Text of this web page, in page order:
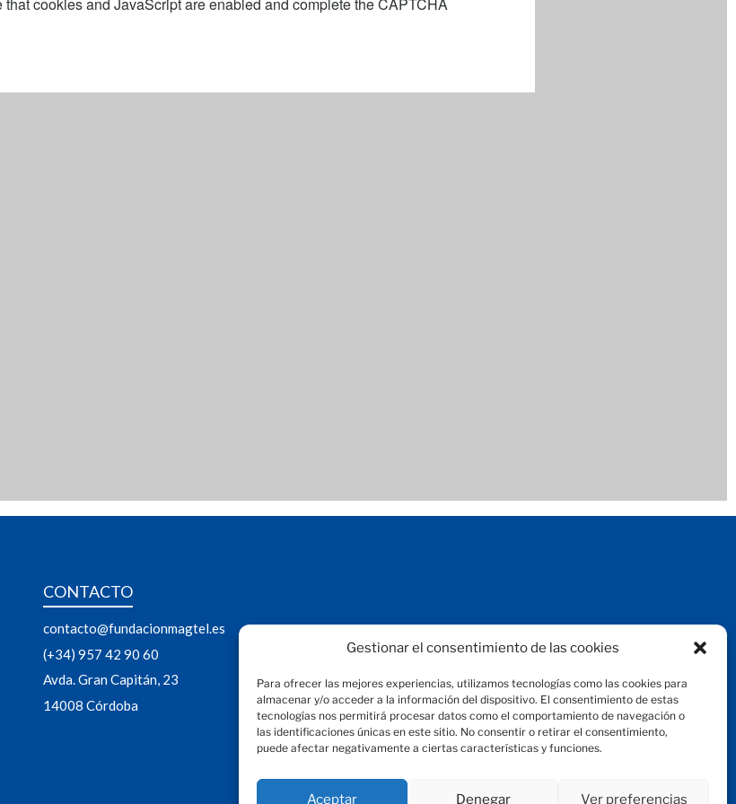
Gestionar el consentimiento de las cookies
Para ofrecer las mejores experiencias, utilizamos tecnologías como las cookies para
almacenar y/o acceder a la información del dispositivo. El consentimiento de estas
tecnologías nos permitirá procesar datos como el comportamiento de navegación o
las identificaciones únicas en este sitio. No consentir o retirar el consentimiento,
puede afectar negativamente a ciertas características y funciones.
Aceptar Denegar Ver preferencias
CONTACTO
contacto@fundacionmagtel.es
(+34) 957 42 90 60
Avda. Gran Capitán, 23
14008 Córdoba
Aviso legal
Protección de datos
Política de cookies
© 2024 Fundación Magtel
fundacionmagtel.es